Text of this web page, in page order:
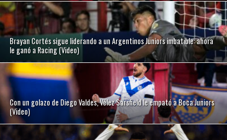
Brayan Cortés sigue liderando a un Argentinos Juniors imbatible: ahora
le ganó a Racing (Video)
Con un golazo de Diego Valdes, Vélez Sarsfield le empató a Boca Juniors
(Video)